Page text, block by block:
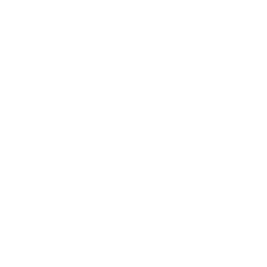
are used to help us analyze how the website is used and to offer